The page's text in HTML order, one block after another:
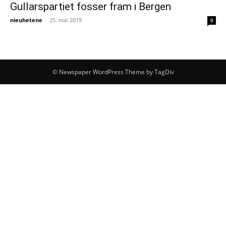
Gullarspartiet fosser fram i Bergen
nieuhetene - 25. mai 2019 0
© Newspaper WordPress Theme by TagDiv